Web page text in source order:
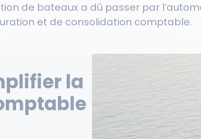
de bateaux a dû passer par
et de consolidation comptable.
la